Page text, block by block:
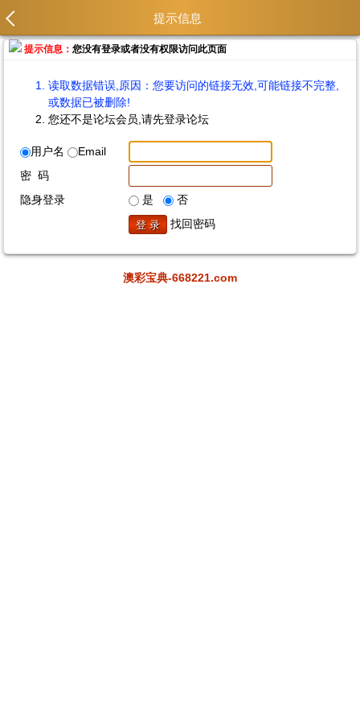
提示信息
提示信息：您没有登录或者没有权限访问此页面
读取数据错误,原因：您要访问的链接无效,可能链接不完整,
或数据已被删除!
您还不是论坛会员,请先登录论坛
用户名
Email
密 码
隐身登录
是
否
找回密码
澳彩宝典-668221.com